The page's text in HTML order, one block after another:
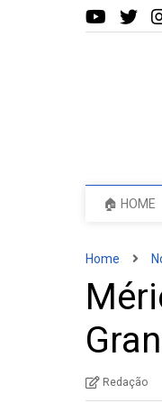
🏠 HOME
Home
Redação